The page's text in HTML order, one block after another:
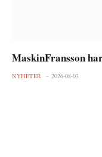
MaskinFransson
NYHETER 2026-08-03